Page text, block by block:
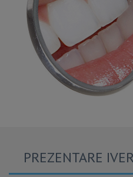
PREZENTARE